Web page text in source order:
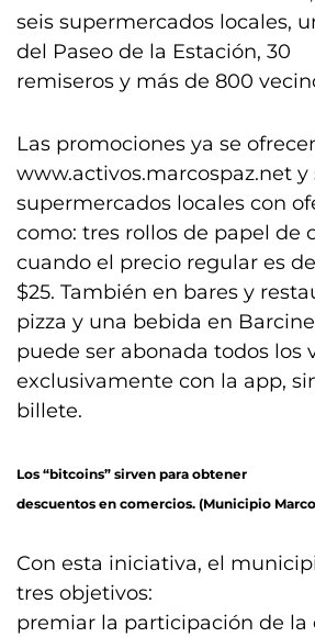
seis supermercados locales,
del Paseo de la Estación, 30
remiseros y más de 800
Las promociones ya se
www.activos.marcospaz.net y
supermercados locales con
como: tres rollos de papel de
cuando el precio regular es de
$25. También en bares y
pizza y una bebida en
puede ser abonada todos los
exclusivamente con la app,
billete.
Los “bitcoins” sirven para obtener
descuentos en comercios. (Municipio
Con esta iniciativa, el
tres objetivos:
premiar la participación de la